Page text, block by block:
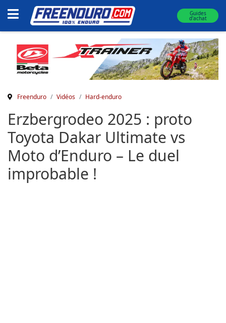
Guides
d'achat
Freenduro Vidéos Hard-enduro
Erzbergrodeo 2025 : proto
Toyota Dakar Ultimate vs
Moto d’Enduro – Le duel
improbable !